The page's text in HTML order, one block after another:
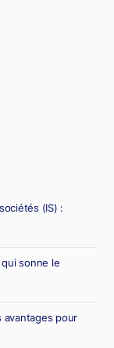
(IS) :
sonne le
avantages pour